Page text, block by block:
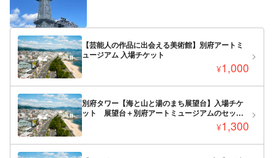
【芸能人の作品に出会える美術館】別府アートミ
ュージアム 入場チケット
¥1,000
別府タワー【海と山と湯のまち展望台】入場チケ
ット 展望台＋別府アートミュージアムのセット
¥1,300